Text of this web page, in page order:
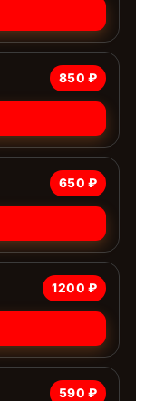
850 ₽
650 ₽
1200 ₽
590 ₽